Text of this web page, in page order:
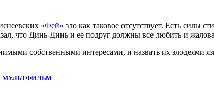
«Фей» зло как таковое отсутствует. Есть силы
что Динь-Динь и ее подруг должны все любить и
собственными интересами, и назвать их злодеями
МУЛЬТФИЛЬМ